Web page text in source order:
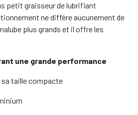
petit graisseur de lubrifiant
ne diffère aucunement de
plus grands et il offre les
une grande performance
sa taille compacte